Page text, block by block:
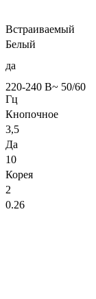
Встраиваемый
Белый
да
220-240 В~ 50/60
Гц
Кнопочное
3,5
Да
10
Корея
2
0.26